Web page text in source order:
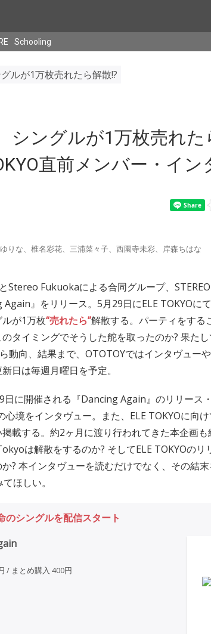
Schooling
ルが1万枚売れたら解散!?
シングルが1万枚売れた
直前メンバー・イ
りな、椎名彩花、三浦菜々子、西園寺未彩、岸森ちはな
Fukuokaによる合同グループ、
』をリリース。5月29日にELE TOKYOに
が1万枚“売れたら”解散する。パーティをする
のタイミングでそうした舵を取ったのか? 果た
動向、結果まで、OTOTOYではインタヴュー
日は毎週月曜日を予定。
日に開催される『Dancing Again』のリリース
境をインタヴュー。また、ELE TOKYOに向
載する。約2ヶ月に渡り行われてきた本企画
は解散をするのか? そしてELE TOKYOのリ
? 本インタヴューを読むだけでなく、その結
ほしい。
のシングルを配信スタート
/ まとめ購入 400円